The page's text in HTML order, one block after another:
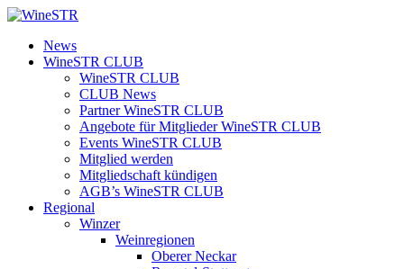
Zum
springen
WineSTR
News
WineSTR CLUB
WineSTR CLUB
CLUB News
Partner WineSTR CLUB
Angebote für Mitglieder WineSTR CLUB
Events WineSTR CLUB
Mitglied werden
Mitgliedschaft kündigen
AGB’s WineSTR CLUB
Regional
Winzer
Weinregionen
Oberer Neckar